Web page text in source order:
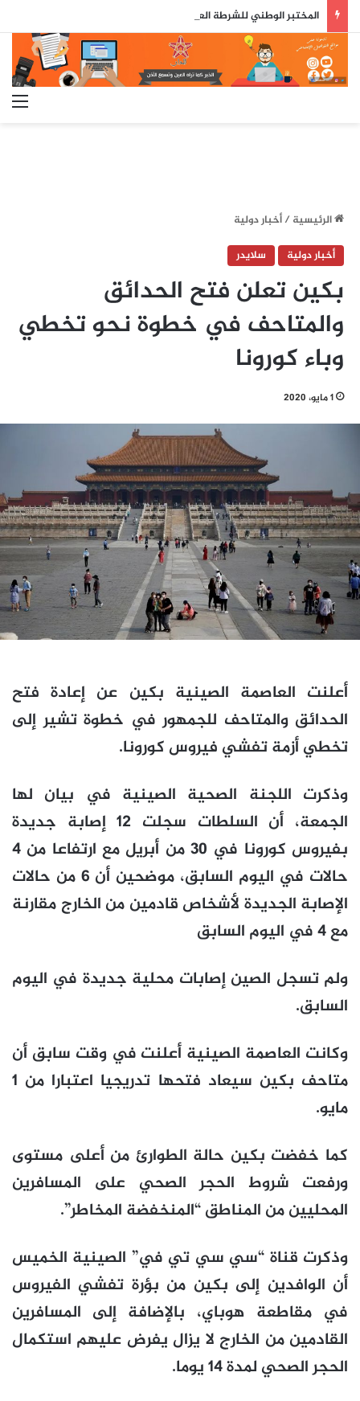
الرئيسية/أخبار دولية
أخبار دولية
سلايدر
بكين تعلن فتح الحدائق
والمتاحف في خطوة نحو تخطي
وباء كورونا
1 مايو، 2020
أعلنت العاصمة الصينية بكين عن إعادة فتح
الحدائق والمتاحف للجمهور في خطوة تشير إلى
تخطي أزمة تفشي فيروس كورونا.
وذكرت اللجنة الصحية الصينية في بيان لها
الجمعة، أن السلطات سجلت 12 إصابة جديدة
بفيروس كورونا في 30 من أبريل مع ارتفاعا من 4
حالات في اليوم السابق، موضحين أن 6 من حالات
الإصابة الجديدة لأشخاص قادمين من الخارج مقارنة
مع 4 في اليوم السابق
ولم تسجل الصين إصابات محلية جديدة في اليوم
السابق.
وكانت العاصمة الصينية أعلنت في وقت سابق أن
متاحف بكين سيعاد فتحها تدريجيا اعتبارا من 1
مايو.
كما خفضت بكين حالة الطوارئ من أعلى مستوى
ورفعت شروط الحجر الصحي على المسافرين
المحليين من المناطق “المنخفضة المخاطر”.
وذكرت قناة “سي سي تي في” الصينية الخميس
أن الوافدين إلى بكين من بؤرة تفشي الفيروس
في مقاطعة هوباي، بالإضافة إلى المسافرين
القادمين من الخارج لا يزال يفرض عليهم استكمال
الحجر الصحي لمدة 14 يوما.